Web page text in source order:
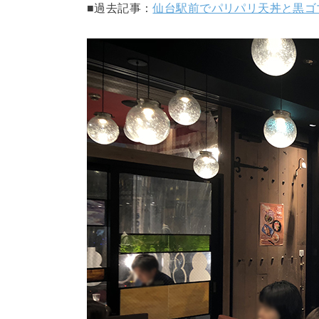
■過去記事：仙台駅前でパリパリ天丼と黒